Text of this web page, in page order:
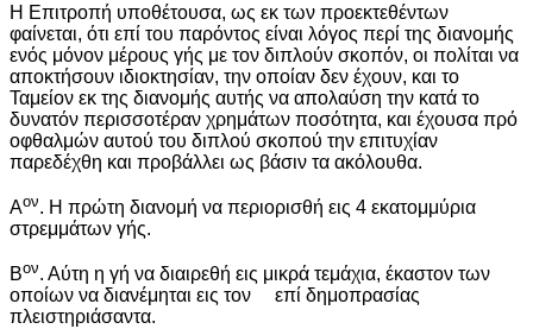
Η Επιτροπή υποθέτουσα, ως εκ των προεκτεθέντων
φαίνεται, ότι επί του παρόντος είναι λόγος περί της διανομής
ενός μόνον μέρους γής με τον διπλούν σκοπόν, οι πολίται να
αποκτήσουν ιδιοκτησίαν, την οποίαν δεν έχουν, και το
Ταμείον εκ της διανομής αυτής να απολαύση την κατά το
δυνατόν περισσοτέραν χρημάτων ποσότητα, και έχουσα πρό
οφθαλμών αυτού του διπλού σκοπού την επιτυχίαν
παρεδέχθη και προβάλλει ως βάσιν τα ακόλουθα.
Αον. Η πρώτη διανομή να περιορισθή εις 4 εκατομμύρια
στρεμμάτων γής.
Βον. Αύτη η γή να διαιρεθή εις μικρά τεμάχια, έκαστον των
οποίων να διανέμηται εις τον επί δημοπρασίας
πλειστηριάσαντα.